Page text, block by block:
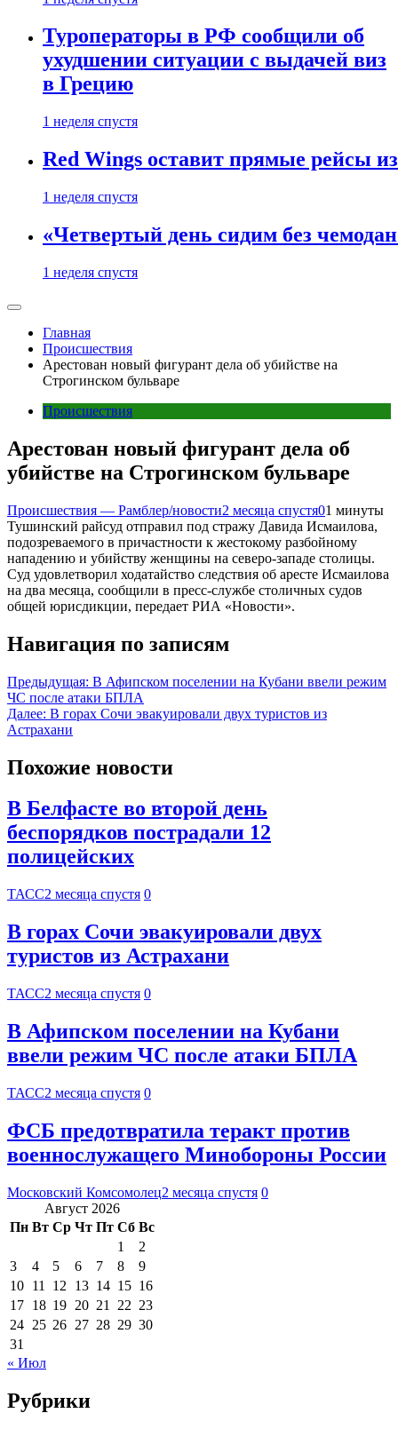
Туроператоры в РФ сообщили об
ухудшении ситуации с выдачей виз
в Грецию
1 неделя спустя
Red Wings оставит прямые рейсы
1 неделя спустя
«Четвертый день сидим без
1 неделя спустя
Главная
Происшествия
Арестован новый фигурант дела об убийстве на
Строгинском бульваре
Происшествия
Арестован новый фигурант дела об
убийстве на Строгинском бульваре
Происшествия — Рамблер/новости2 месяца спустя01 минуты
Тушинский райсуд отправил под стражу Давида Исмаилова,
подозреваемого в причастности к жестокому разбойному
нападению и убийству женщины на северо-западе столицы.
Суд удовлетворил ходатайство следствия об аресте Исмаилова
на два месяца, сообщили в пресс-службе столичных судов
общей юрисдикции, передает РИА «Новости».
Навигация по записям
Предыдущая: В Афипском поселении на Кубани ввели режим
ЧС после атаки БПЛА
Далее: В горах Сочи эвакуировали двух туристов из
Астрахани
Похожие новости
В Белфасте во второй день
беспорядков пострадали 12
полицейских
ТАСС2 месяца спустя 0
В горах Сочи эвакуировали двух
туристов из Астрахани
ТАСС2 месяца спустя 0
В Афипском поселении на Кубани
ввели режим ЧС после атаки БПЛА
ТАСС2 месяца спустя 0
ФСБ предотвратила теракт против
военнослужащего Минобороны России
Московский Комсомолец2 месяца спустя 0
Август 2026
Пн Вт Ср Чт Пт Сб Вс
1
2
3
4 5 6 7 8
9
10 11 12 13 14 15 16
17 18 19 20 21 22 23
24 25 26 27 28 29 30
31
« Июл
Рубрики